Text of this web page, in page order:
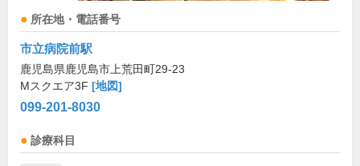
所在地・電話番号
市立病院前駅
鹿児島県鹿児島市上荒田町29-23
Mスクエア3F [地図]
099-201-8030
診療科目